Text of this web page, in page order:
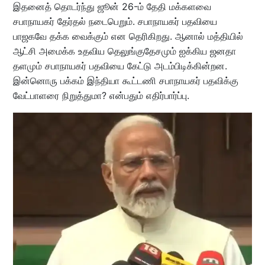
இதனைத் தொடர்ந்து ஜூன் 26-ம் தேதி மக்களவை
சபாநாயகர் தேர்தல் நடைபெறும். சபாநாயகர் பதவியை
பாஜகவே தக்க வைக்கும் என தெரிகிறது. ஆனால் மத்தியில்
ஆட்சி அமைக்க உதவிய தெலுங்குதேசமும் ஐக்கிய ஜனதா
தளமும் சபாநாயகர் பதவியை கேட்டு அடம்பிடிக்கின்றன.
இன்னொரு பக்கம் இந்தியா கூட்டணி சபாநாயகர் பதவிக்கு
வேட்பாளரை நிறுத்துமா? என்பதும் எதிர்பார்ப்பு.